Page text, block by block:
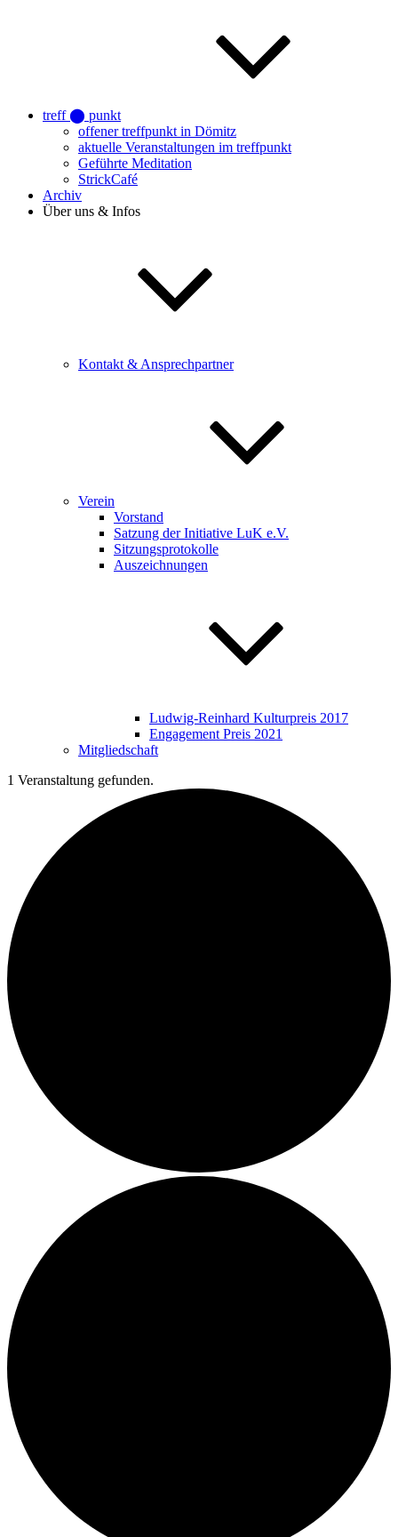
treff ⬤ punkt
offener treffpunkt in Dömitz
aktuelle Veranstaltungen im treffpunkt
Geführte Meditation
StrickCafé
Archiv
Über uns & Infos
Kontakt & Ansprechpartner
Verein
Vorstand
Satzung der Initiative LuK e.V.
Sitzungsprotokolle
Auszeichnungen
Ludwig-Reinhard Kulturpreis 2017
Engagement Preis 2021
Mitgliedschaft
1 Veranstaltung gefunden.